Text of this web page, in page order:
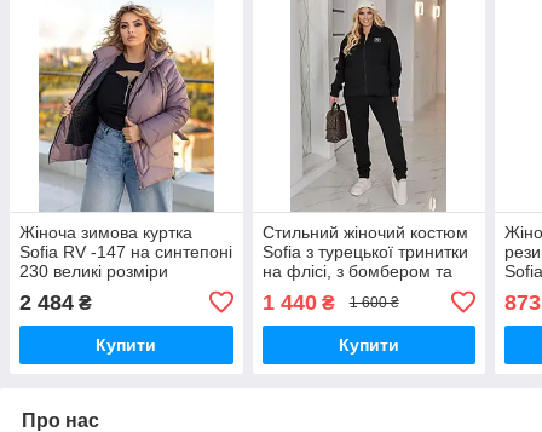
Жіноча зимова куртка
Sofia RV -147 на синтепоні
230 великі розміри
2 484 ₴
Купити
Стильний жіночий костюм
Sofia з турецької тринитки
на флісі, з бомбером та
1 440₴ 1 600 ₴
Купити
873
Про нас